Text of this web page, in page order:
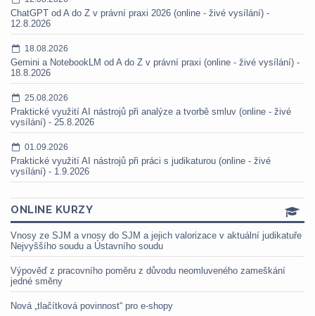
ChatGPT od A do Z v právní praxi 2026 (online - živé vysílání) -
12.8.2026
18.08.2026
Gemini a NotebookLM od A do Z v právní praxi (online - živé vysílání) -
18.8.2026
25.08.2026
Praktické využití AI nástrojů při analýze a tvorbě smluv (online - živé
vysílání) - 25.8.2026
01.09.2026
Praktické využití AI nástrojů při práci s judikaturou (online - živé
vysílání) - 1.9.2026
ONLINE KURZY
Vnosy ze SJM a vnosy do SJM a jejich valorizace v aktuální judikatuře
Nejvyššího soudu a Ústavního soudu
Výpověď z pracovního poměru z důvodu neomluveného zameškání
jedné směny
Nová „tlačítková povinnost“ pro e-shopy